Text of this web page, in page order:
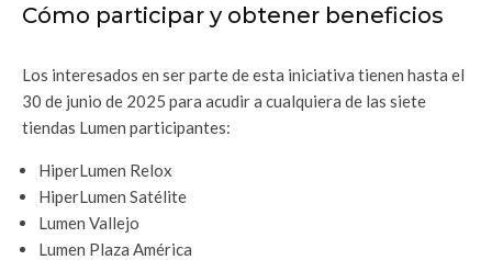
Cómo participar y obtener beneficios
Los interesados en ser parte de esta iniciativa tienen hasta el
30 de junio de 2025 para acudir a cualquiera de las siete
tiendas Lumen participantes:
HiperLumen Relox
HiperLumen Satélite
Lumen Vallejo
Lumen Plaza América